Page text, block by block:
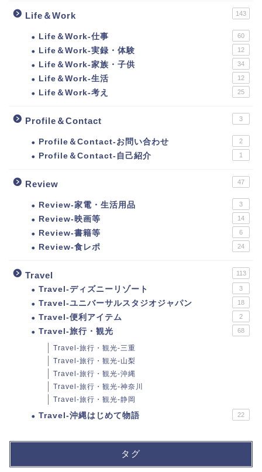
Life＆Work 143
Life＆Work-仕事 60
Life＆Work-実録・体験 12
Life＆Work-家族・子供 34
Life＆Work-生活 12
Life＆Work-考え 25
Profile＆Contact 3
Profile＆Contact-お問い合わせ 2
Profile＆Contact-自己紹介 1
Review 47
Review-家電・生活用品 3
Review-映画等 14
Review-書籍等 6
Review-食レポ 24
Travel 113
Travel-ディズニーリゾート 3
Travel-ユニバーサルスタジオジャパン 18
Travel-便利アイテム 2
Travel-旅行・観光 68
Travel-旅行・観光-三重
Travel-旅行・観光-山梨
Travel-旅行・観光-沖縄
Travel-旅行・観光-神奈川
Travel-旅行・観光-静岡
Travel-沖縄はじめて物語 22
タグ